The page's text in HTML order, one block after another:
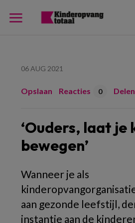
06 AUG 2021
Opslaan Reacties 0 Delen
‘Ouders, laat je
bewegen’
Wanneer je als
aan gezonde leefstijl,
instantie aan de